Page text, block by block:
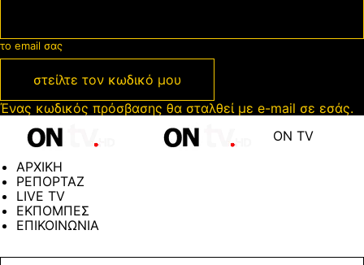
το email σας
Ένας κωδικός πρόσβασης θα σταλθεί με e-mail σε εσάς.
ON TV
ΑΡΧΙΚΗ
ΡΕΠΟΡΤΑΖ
LIVE TV
ΕΚΠΟΜΠΕΣ
ΕΠΙΚΟΙΝΩΝΙΑ